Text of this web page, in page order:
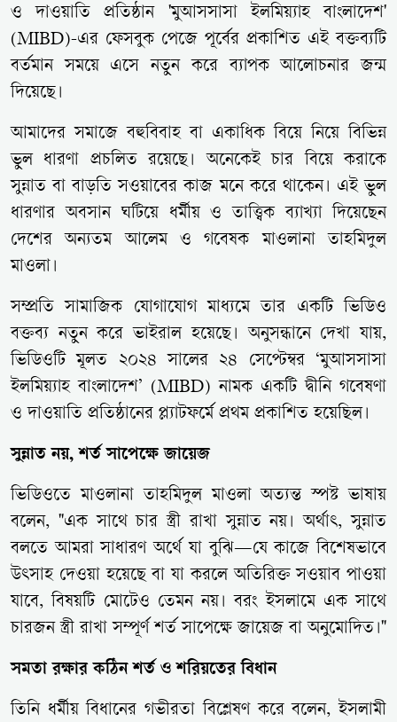
ও দাওয়াতি প্রতিষ্ঠান 'মুআসসাসা ইলমিয়্যাহ বাংলাদেশ'
(MIBD)-এর ফেসবুক পেজে পূর্বের প্রকাশিত এই বক্তব্যটি
বর্তমান সময়ে এসে নতুন করে ব্যাপক আলোচনার জন্ম
দিয়েছে।
আমাদের সমাজে বহুবিবাহ বা একাধিক বিয়ে নিয়ে বিভিন্ন
ভুল ধারণা প্রচলিত রয়েছে। অনেকেই চার বিয়ে করাকে
সুন্নাত বা বাড়তি সওয়াবের কাজ মনে করে থাকেন। এই ভুল
ধারণার অবসান ঘটিয়ে ধর্মীয় ও তাত্ত্বিক ব্যাখ্যা দিয়েছেন
দেশের অন্যতম আলেম ও গবেষক মাওলানা তাহমিদুল
মাওলা।
সম্প্রতি সামাজিক যোগাযোগ মাধ্যমে তার একটি ভিডিও
বক্তব্য নতুন করে ভাইরাল হয়েছে। অনুসন্ধানে দেখা যায়,
ভিডিওটি মূলত ২০২৪ সালের ২৪ সেপ্টেম্বর ‘মুআসসাসা
ইলমিয়্যাহ বাংলাদেশ’ (MIBD) নামক একটি দ্বীনি গবেষণা
ও দাওয়াতি প্রতিষ্ঠানের প্ল্যাটফর্মে প্রথম প্রকাশিত হয়েছিল।
সুন্নাত নয়, শর্ত সাপেক্ষে জায়েজ
ভিডিওতে মাওলানা তাহমিদুল মাওলা অত্যন্ত স্পষ্ট ভাষায়
বলেন, "এক সাথে চার স্ত্রী রাখা সুন্নাত নয়। অর্থাৎ, সুন্নাত
বলতে আমরা সাধারণ অর্থে যা বুঝি—যে কাজে বিশেষভাবে
উৎসাহ দেওয়া হয়েছে বা যা করলে অতিরিক্ত সওয়াব পাওয়া
যাবে, বিষয়টি মোটেও তেমন নয়। বরং ইসলামে এক সাথে
চারজন স্ত্রী রাখা সম্পূর্ণ শর্ত সাপেক্ষে জায়েজ বা অনুমোদিত।"
সমতা রক্ষার কঠিন শর্ত ও শরিয়তের বিধান
তিনি ধর্মীয় বিধানের গভীরতা বিশ্লেষণ করে বলেন, ইসলামী